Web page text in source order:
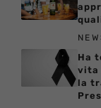
Ha
vita
la